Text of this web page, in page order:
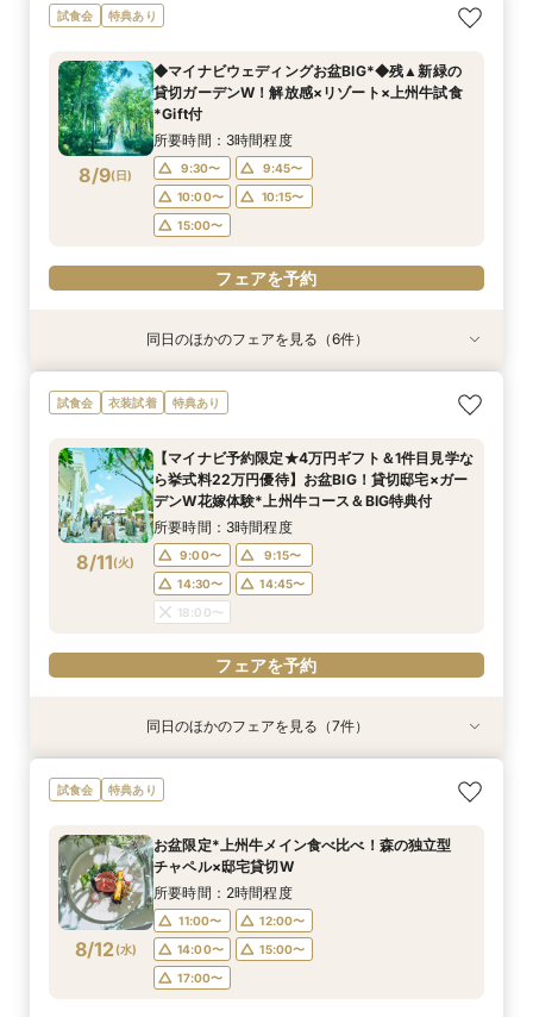
8/8(土)
【おもてなし◎料理ランクUP特典】New貸切邸
宅体験×上州牛試食
9:00〜
9:15〜
14:30〜
18:00〜
フェアを予約
8/8(土)
＼県内随一の貸切ガーデン／光輝く水×緑のチャ
ペル＆憧れドレス特典×とろける上州牛コース試
所要時間：2時間30分程度
9:00〜
14:30〜
14:45〜
18:00〜
フェアを予約
8/8(土)
【よくばりALL体験】自然溢れる挙式体験＆10大
特典＆上州牛コース試食
9:00〜
9:15〜
14:30〜
18:00〜
フェアを予約
8/8(土)
限定1組★マタニティ限定特典＆”安心”見積相談
×森のチャペル
9:00〜
9:15〜
14:30〜
18:00〜
フェアを予約
8/8(土)
＼マイナビ予約限定♪／■【憧れ叶うドレス特典
付】白亜の邸宅×階段入場体験*上州牛試食
9:00〜
9:15〜
14:30〜
18:00〜
フェアを予約
8/8(土)
初めて見学*お料理重視の方へ◆豪華試食×安心
お見積り相談会
9:00〜
9:15〜
14:30〜
18:00〜
フェアを予約
試食会 特典あり
8/9(日)
◆マイナビウェディングお盆BIG*◆残▲新緑の
貸切ガーデンW！解放感×リゾート×上州牛試食
*Gift付
所要時間：3時間程度
9:30〜
9:45〜
10:00〜
10:15〜
15:00〜
フェアを予約
特典あり
8/9(日)
【よくばりALL体験】自然溢れる挙式体験＆10大
特典＆上州牛コース試食
9:00〜
9:15〜
14:30〜
14:45〜
18:00〜
フェアを予約
8/9(日)
【遠方の方◎オンライン相談会】スマホで簡単！
豪華5大特典付き
9:00〜
9:15〜
14:30〜
14:45〜
18:00〜
フェアを予約
特典あり
8/9(日)
＼県内随一の貸切ガーデン／光輝く水×緑のチャ
ペル＆憧れドレス特典×とろける上州牛コース試
所要時間：2時間30分程度
9:30〜
9:45〜
10:00〜
10:15〜
15:00〜
フェアを予約
特典あり
8/9(日)
【おもてなし◎料理ランクUP特典】New貸切邸
宅体験×上州牛試食
9:30〜
9:45〜
10:00〜
10:15〜
15:00〜
フェアを予約
特典あり
8/9(日)
限定1組★マタニティ限定特典＆”安心”見積相談
×森のチャペル
9:30〜
9:45〜
10:00〜
10:15〜
15:00〜
フェアを予約
特典あり
8/9(日)
【少人数会食プラン】貸切邸宅で叶えるアット
ホームウェディング♪限定プラン＆衣装優待付き
9:30〜
9:45〜
10:00〜
10:15〜
15:00〜
フェアを予約
同日のほかのフェアを見る（6件）
試食会 衣装試着 特典あり
8/11(火)
【マイナビ予約限定★4万円ギフト＆1件目見学な
ら挙式料22万円優待】お盆BIG！貸切邸宅×ガー
デンW花嫁体験*上州牛コース＆BIG特典付
所要時間：3時間程度
9:00〜
9:15〜
14:30〜
14:45〜
18:00〜
フェアを予約
特典あり 動画あり
8/11(火)
【おもてなし◎料理ランクUP特典】New貸切邸
宅体験×上州牛試食
9:00〜
9:15〜
14:30〜
14:45〜
18:00〜
フェアを予約
特典あり
8/11(火)
＼県内随一の貸切ガーデン／光輝く水×緑のチャ
ペル＆憧れドレス特典×とろける上州牛コース試
所要時間：2時間30分程度
14:30〜
14:45〜
18:00〜
フェアを予約
特典あり
8/11(火)
【よくばりALL体験】自然溢れる挙式体験＆10大
特典＆上州牛コース試食
9:00〜
9:15〜
14:30〜
14:45〜
18:00〜
フェアを予約
特典あり
8/11(火)
限定1組★マタニティ限定特典＆”安心”見積相談
×森のチャペル
9:00〜
9:15〜
14:30〜
14:45〜
18:00〜
フェアを予約
8/11(火)
【遠方の方◎オンライン相談会】スマホで簡単！
豪華5大特典付き
9:00〜
9:15〜
14:30〜
14:45〜
18:00〜
フェアを予約
特典あり
8/11(火)
＼マイナビ予約限定♪／■【憧れ叶うドレス特典
付】白亜の邸宅×階段入場体験*上州牛試食
9:00〜
9:15〜
14:30〜
14:45〜
18:00〜
フェアを予約
特典あり
8/11(火)
初めて見学*お料理重視の方へ◆豪華試食×安心
お見積り相談会
9:00〜
9:15〜
14:30〜
14:45〜
18:00〜
フェアを予約
同日のほかのフェアを見る（7件）
試食会 特典あり
8/12(水)
お盆限定*上州牛メイン食べ比べ！森の独立型
チャペル×邸宅貸切W
所要時間：2時間程度
11:00〜
12:00〜
14:00〜
15:00〜
17:00〜